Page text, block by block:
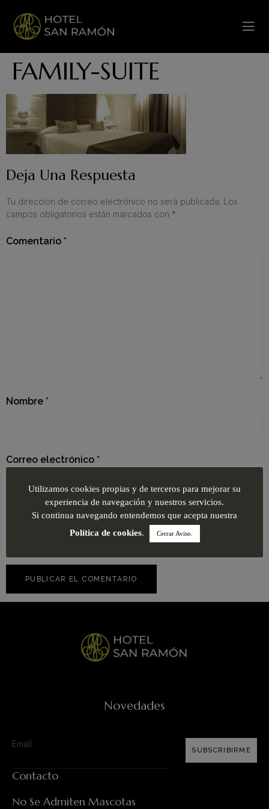
FAMILY-SUITE
Deja Una Respuesta
Tu dirección de correo electrónico no será publicada. Los
campos obligatorios están marcados con *
Comentario *
Nombre *
Correo electrónico *
Novedades
SUBSCRIBIRME
Contacto
No Se Admiten Mascotas
Utilizamos cookies propias y de terceros para mejorar su
experiencia de navegación y nuestros servicios.
Si continua navegando entendemos que acepta nuestra
Política de cookies. Cerrar Aviso.